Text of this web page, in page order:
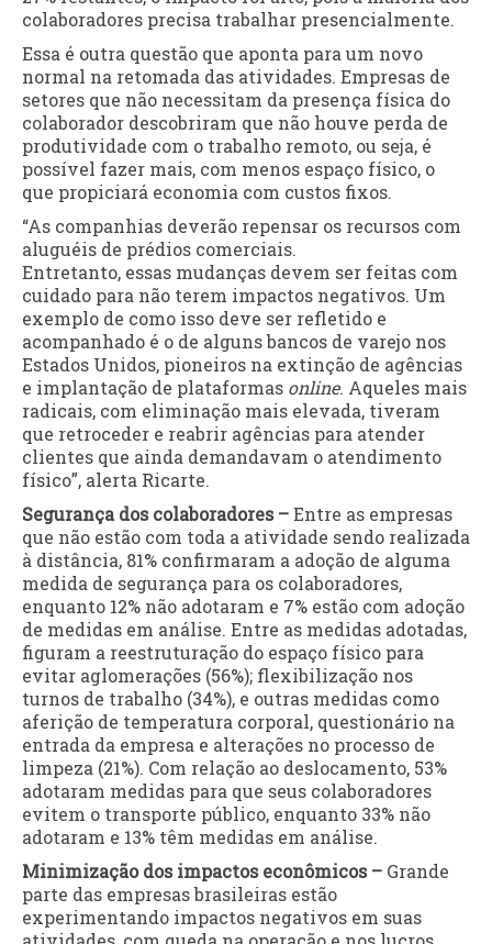
colaboradores precisa trabalhar presencialmente.
Essa é outra questão que aponta para um novo
normal na retomada das atividades. Empresas de
setores que não necessitam da presença física do
colaborador descobriram que não houve perda de
produtividade com o trabalho remoto, ou seja, é
possível fazer mais, com menos espaço físico, o
que propiciará economia com custos fixos.
“As companhias deverão repensar os recursos com
aluguéis de prédios comerciais.
Entretanto, essas mudanças devem ser feitas com
cuidado para não terem impactos negativos. Um
exemplo de como isso deve ser refletido e
acompanhado é o de alguns bancos de varejo nos
Estados Unidos, pioneiros na extinção de agências
e implantação de plataformas online. Aqueles mais
radicais, com eliminação mais elevada, tiveram
que retroceder e reabrir agências para atender
clientes que ainda demandavam o atendimento
físico”, alerta Ricarte.
Segurança dos colaboradores –Entre as empresas
que não estão com toda a atividade sendo realizada
à distância, 81% confirmaram a adoção de alguma
medida de segurança para os colaboradores,
enquanto 12% não adotaram e 7% estão com adoção
de medidas em análise. Entre as medidas adotadas,
figuram a reestruturação do espaço físico para
evitar aglomerações (56%); flexibilização nos
turnos de trabalho (34%), e outras medidas como
aferição de temperatura corporal, questionário na
entrada da empresa e alterações no processo de
limpeza (21%). Com relação ao deslocamento, 53%
adotaram medidas para que seus colaboradores
evitem o transporte público, enquanto 33% não
adotaram e 13% têm medidas em análise.
Minimização dos impactos econômicos – Grande
parte das empresas brasileiras estão
experimentando impactos negativos em suas